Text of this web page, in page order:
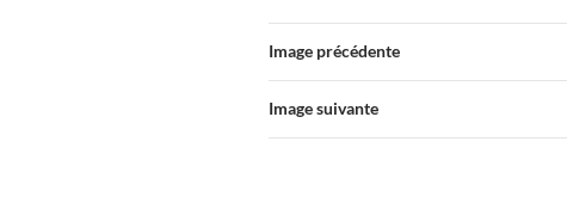
Image précédente
Image suivante